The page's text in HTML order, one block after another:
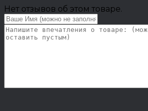
Нет отзывов об этом товаре.